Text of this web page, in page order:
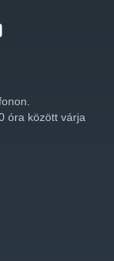
óra között várja